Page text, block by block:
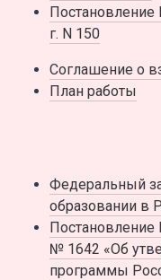
Постановление
г. N 150
Соглашение о
План работы
Федеральный
образовании в
Постановление
№ 1642 «Об
программы